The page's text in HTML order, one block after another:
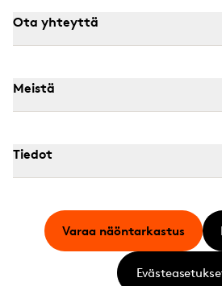
Ota yhteyttä
Meistä
Tiedot
Varaa näöntarkastus